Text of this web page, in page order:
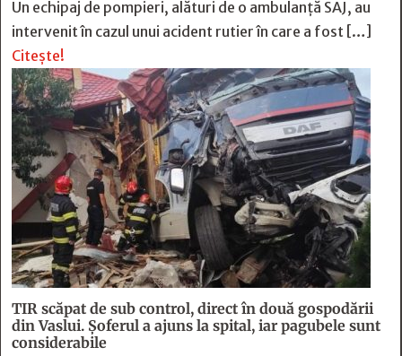
Un echipaj de pompieri, alături de o ambulanță SAJ, au
intervenit în cazul unui acident rutier în care a fost […]
Citește!
TIR scăpat de sub control, direct în două gospodării
din Vaslui. Șoferul a ajuns la spital, iar pagubele sunt
considerabile